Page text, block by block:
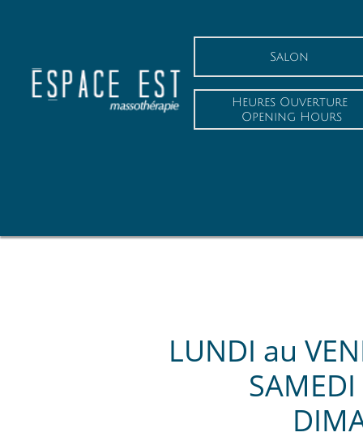
Salon
Heures Ouverture
Opening Hours
LUNDI au
SAMEDI de